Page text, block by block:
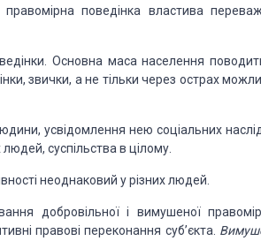
поведінка властива
Основна маса населення по
звички, а не тільки через острах
усвідомлення нею соціальних
людей, суспільства в цілому.
неоднаковий у різних лю­дей.
добровільної і вимушеної
правові переконання суб’єкта.